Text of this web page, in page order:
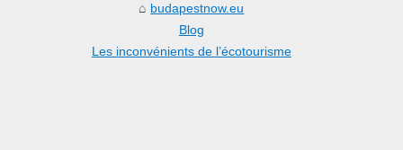
budapestnow.eu
Blog
Les inconvénients de l’écotourisme